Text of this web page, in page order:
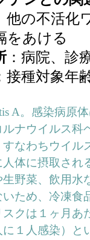
他の不活化
をあける
：病院、診
接種対象年
A。感染病原
ルナウイルス科
なわちウイル
人体に摂取さ
野菜、飲用水
ため、冷凍食
クは１ヶ月あ
に１人感染）